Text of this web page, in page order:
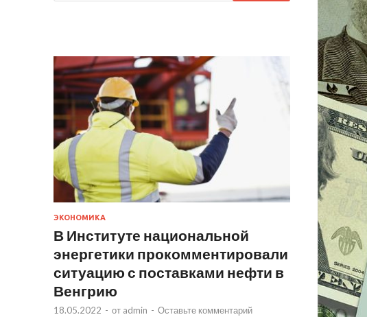
ЭКОНОМИКА
В Институте национальной
энергетики прокомментировали
ситуацию с поставками нефти в
Венгрию
18.05.2022 - от admin - Оставьте комментарий